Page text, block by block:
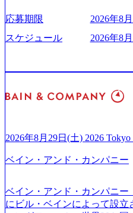
ため事業創造の自由度が高く
的な成長を若手に任せられる
ョンメリットを重視するため
ア組織） 2026年8月22日(土)
日(月) 16:00 ※応募者が定員
の上参加者を決定させてい
● 当日の流れ 受付 → 会社説
後、随時ご案内) ※全てリモ
通常の選考フローと異なり、
ションサーチになります。
きます。 ※本求人はレバテ
す。 ※案件によっては客先
6218) 大手広告代理店出身者
材が集結するワケ (https://
ジニアからコンサルタントへ
た？ (https://
nture.com/jp-ja/case-studies/
on) 大正製薬：ITカーブアウト
m/jp-ja/case-studies/consulting/
ジー & コンサルティング）
s://www.accenture.com/jp-ja/
する「保安ネット」を構築。
ry-safety-network)（公共サー
導入で基幹システムを刷新
供している日系最大級の総合
『Build Beyond As One ®.』
企業や組織の変革を通じて社
確実な実現と社会的価値及
Cとの戦略的資本提携も実現
シングなどの専門知識と、豊
えるプロフェッショナルを
トとしている SAP領域におい
定コンサルタント資格を取得
資格も保有、さまざまな業
と蓄積されたノウハウを基
応募期限
2026年8
スケジュール
2026年8
2026年8月29日(土) 2026 Tokyo
ベイン・アンド・カンパニー
ベイン・アンド・カンパニー
にビル・ベインによって設